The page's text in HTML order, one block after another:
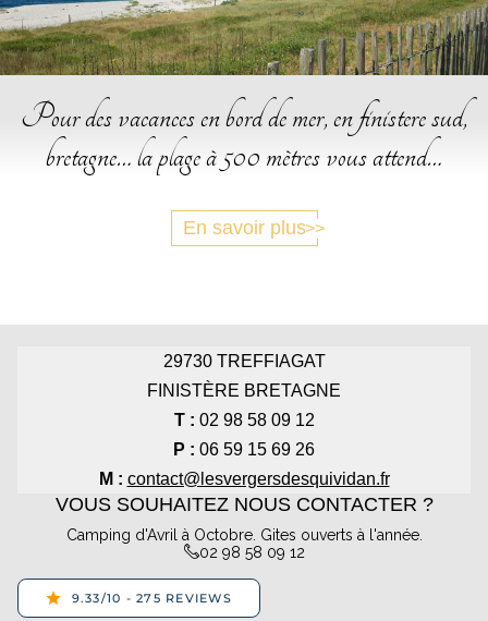
Pour des vacances en bord de mer, en finistere sud,
bretagne… la plage à 500 mètres vous attend…
En savoir plus
29730 TREFFIAGAT
FINISTÈRE BRETAGNE
T : 02 98 58 09 12
P : 06 59 15 69 26
M : contact@lesvergersdesquividan.fr
VOUS SOUHAITEZ NOUS CONTACTER ?
Camping d'Avril à Octobre. Gites ouverts à l'année.
02 98 58 09 12